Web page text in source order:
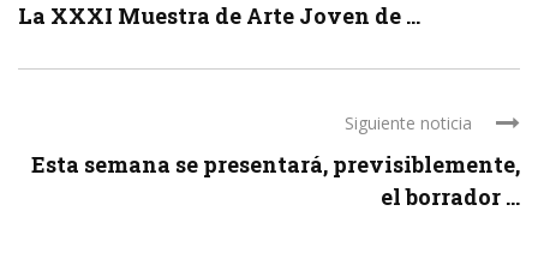
La XXXI Muestra de Arte Joven de ...
Siguiente noticia
Esta semana se presentará, previsiblemente,
el borrador ...